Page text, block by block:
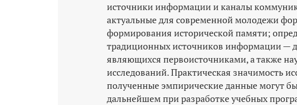
источники информации и каналы
актуальные для современной молодежи
формирования исторической памяти;
традиционных источников информации —
являющихся первоисточниками, а также
исследований. Практическая значимость
полученные эмпирические данные могут
дальнейшем при разработке учебных